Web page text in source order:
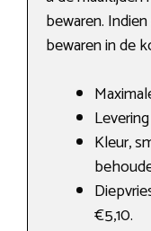
bewaren.
bewaren in de
Kleur,
€5,10.